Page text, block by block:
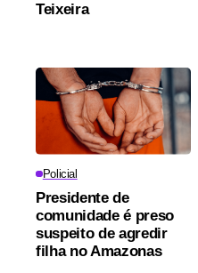
Teixeira
Policial
Presidente de
comunidade é preso
suspeito de agredir
filha no Amazonas